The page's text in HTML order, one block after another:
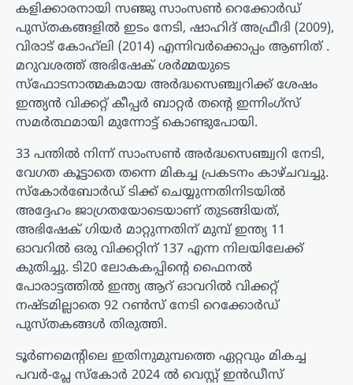
കളിക്കാരനായി സഞ്ജു സാംസൺ റെക്കോർഡ്
പുസ്തകങ്ങളിൽ ഇടം നേടി, ഷാഹിദ് അഫ്രീദി (2009),
വിരാട് കോഹ്‌ലി (2014) എന്നിവർക്കൊപ്പം ആണിത് .
മറുവശത്ത് അഭിഷേക് ശർമ്മയുടെ
സ്ഫോടനാത്മകമായ അർദ്ധസെഞ്ച്വറിക്ക് ശേഷം
ഇന്ത്യൻ വിക്കറ്റ് കീപ്പർ ബാറ്റർ തന്റെ ഇന്നിംഗ്‌സ്
സമർത്ഥമായി മുന്നോട്ട് കൊണ്ടുപോയി.
33 പന്തിൽ നിന്ന് സാംസൺ അർദ്ധസെഞ്ച്വറി നേടി,
വേഗത കൂട്ടാതെ തന്നെ മികച്ച പ്രകടനം കാഴ്ചവച്ചു.
സ്കോർബോർഡ് ടിക്ക് ചെയ്യുന്നതിനിടയിൽ
അദ്ദേഹം ജാഗ്രതയോടെയാണ് തുടങ്ങിയത്,
അഭിഷേക് ഗിയർ മാറ്റുന്നതിന് മുമ്പ് ഇന്ത്യ 11
ഓവറിൽ ഒരു വിക്കറ്റിന് 137 എന്ന നിലയിലേക്ക്
കുതിച്ചു. ടി20 ലോകകപ്പിന്റെ ഫൈനൽ
പോരാട്ടത്തിൽ ഇന്ത്യ ആറ് ഓവറിൽ വിക്കറ്റ്
നഷ്ടമില്ലാതെ 92 റൺസ് നേടി റെക്കോർഡ്
പുസ്തകങ്ങൾ തിരുത്തി.
ടൂർണമെന്റിലെ ഇതിനുമുമ്പത്തെ ഏറ്റവും മികച്ച
പവർ-പ്ലേ സ്കോർ 2024 ൽ വെസ്റ്റ് ഇൻഡീസ്